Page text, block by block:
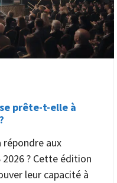
prête-t-elle à
aux
2026 ? Cette édition
leur capacité à